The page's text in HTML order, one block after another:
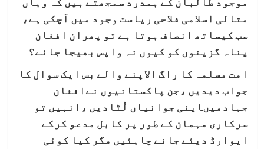
مثالی اسلامی فلاحی ریاست وجود میں آچکی ہے،
سب کیساتھ انصاف ہوتا ہے تو پھران افغان
پناہ گزینوں کو کیوں نہ واپس بھیجا جائے؟
امت مسلمہ کا راگ الاپنے والے بس ایک سوال کا
جواب دیدیں ،جن پاکستانیوں نےافغان
جہادمیںاپنی جوانیاں لُٹادیں ،انہیں تو
سرکاری مہمان کے طور پر کابل مدعو کرکے
ایوارڈ دیئے جانے چاہئیں مگر کیا کوئی